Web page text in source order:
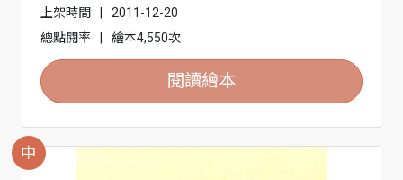
上架時間
|
2011-12-20
總點閱率
| 繪本4,550次
閱讀繪本
中